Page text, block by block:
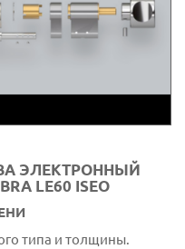
ЭЛЕКТРОННЫЙ
LE60 ISEO
типа и толщины.